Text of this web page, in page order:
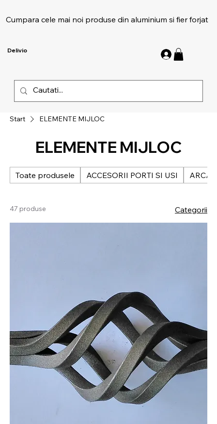
Cumpara cele mai noi produse din aluminium si fier forjat
Delivio
Start ELEMENTE MIJLOC
ELEMENTE MIJLOC
Toate produsele ACCESORII PORTI SI USI
47 produse Categorii